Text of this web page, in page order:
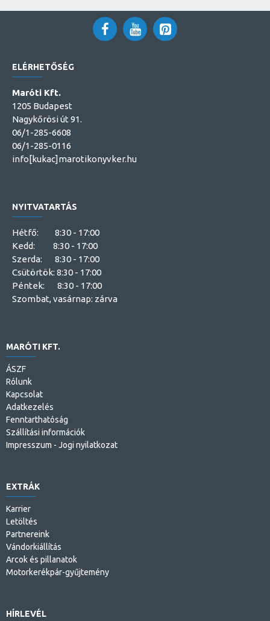
ELÉRHETŐSÉG
Maróti Kft.
1205 Budapest
Nagykőrösi út 91.
06/1-285-6608
06/1-285-0116
info[kukac]marotikonyvker.hu
NYITVATARTÁS
Hétfő: 8:30 - 17:00
Kedd: 8:30 - 17:00
Szerda: 8:30 - 17:00
Csütörtök: 8:30 - 17:00
Péntek: 8:30 - 17:00
Szombat, vasárnap: zárva
MARÓTI KFT.
ÁSZF
Rólunk
Kapcsolat
Adatkezelés
Fenntarthatóság
Szállítási információk
Impresszum - Jogi nyilatkozat
EXTRÁK
Karrier
Letöltés
Partnereink
Vándorkiállítás
Arcok és pillanatok
Motorkerékpár-gyűjtemény
HÍRLEVÉL